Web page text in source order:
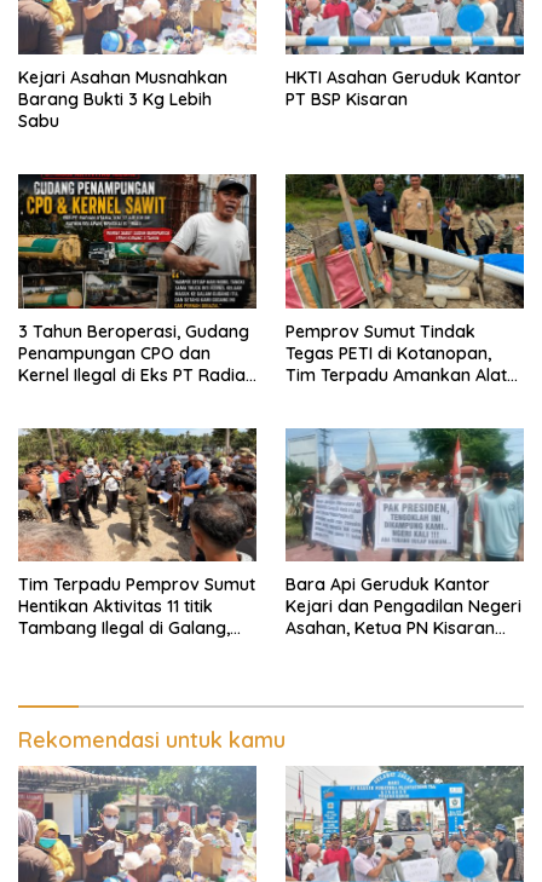
Kejari Asahan Musnahkan
Barang Bukti 3 Kg Lebih
Sabu
HKTI Asahan Geruduk Kantor
PT BSP Kisaran
3 Tahun Beroperasi, Gudang
Penampungan CPO dan
Kernel Ilegal di Eks PT Radian
Pemprov Sumut Tindak
Tegas PETI di Kotanopan,
Tim Terpadu Amankan Alat
Tim Terpadu Pemprov Sumut
Hentikan Aktivitas 11 titik
Tambang Ilegal di Galang,
Bara Api Geruduk Kantor
Kejari dan Pengadilan Negeri
Asahan, Ketua PN Kisaran
Rekomendasi untuk kamu